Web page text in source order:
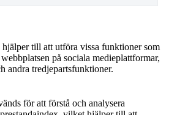
till att utföra vissa funktioner som
på sociala medieplattformar,
andra tredjepartsfunktioner.
för att förstå och analysera